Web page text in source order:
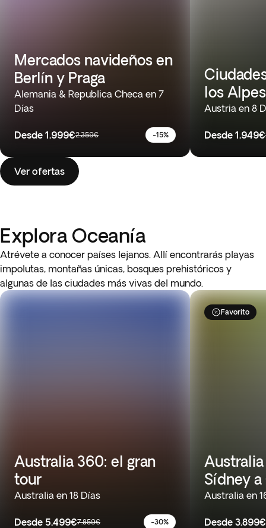
Mercados navideños en
Berlín y Praga
Alemania & Republica Checa en 7
Días
Desde 1.999€2.359€ -15%
los
Austria en 8
Desde 1.949€
Ver ofertas
Explora Oceanía
Atrévete a conocer países lejanos. Allí encontrarás playas
impolutas, montañas únicas, bosques prehistóricos y
algunas de las ciudades más vivas del mundo.
Australia 360: el gran
tour
Australia en 18 Días
Desde 5.499€7.859€ -30%
Favorito
Sídney a
Australia en
Desde 3.899€